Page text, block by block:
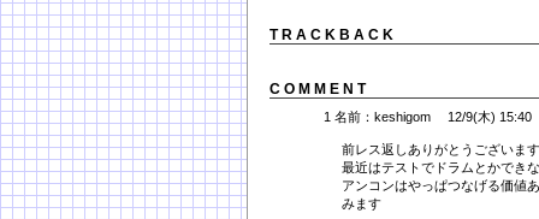
T R A C K B A C K
C O M M E N T
1 名前：keshigom 12/9(木) 15:40
前レス返しありがとうございます
最近はテストでドラムとかでき
アンコンはやっぱつなげる価値
みます